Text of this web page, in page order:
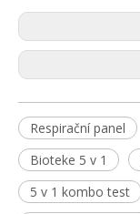
Respirační panel
Bioteke 5 v 1
5 v 1 kombo test